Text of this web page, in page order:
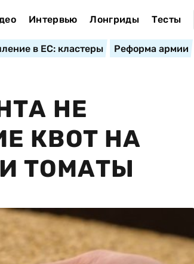
Интервью Лонгриды Тесты
в ЕС: кластеры Реформа армии
НЕ
КВОТ НА
ТОМАТЫ